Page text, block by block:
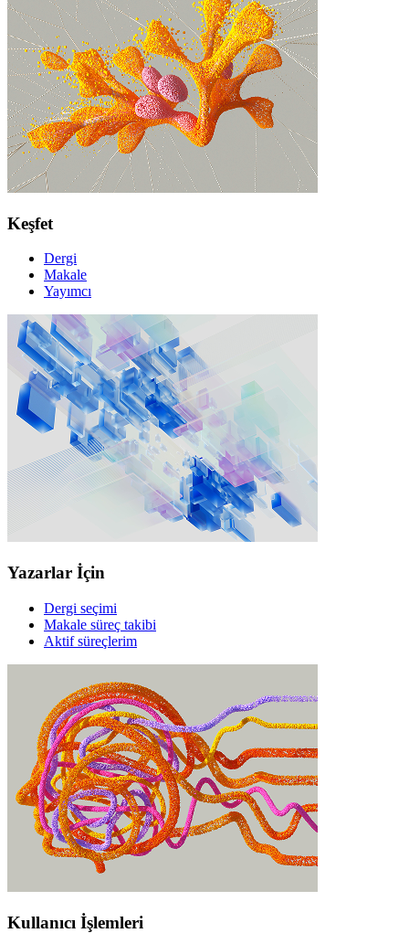
Keşfet
Dergi
Makale
Yayımcı
Yazarlar İçin
Dergi seçimi
Makale süreç takibi
Aktif süreçlerim
Kullanıcı İşlemleri